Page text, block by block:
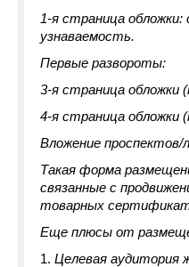
1-я страница
узнаваемость.
Первые развороты:
3-я страница обложки
4-я страница обложки
Вложение проспектов/
Такая форма
связанные с
товарных
Еще плюсы от
Целевая аудитория